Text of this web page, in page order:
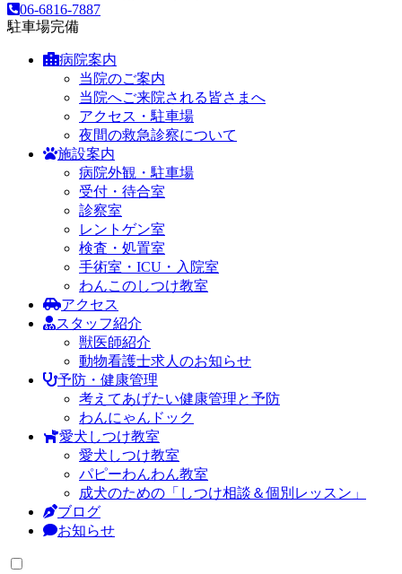
06-6816-7887
駐車場完備
病院案内
当院のご案内
当院へご来院される皆さまへ
アクセス・駐車場
夜間の救急診察について
施設案内
病院外観・駐車場
受付・待合室
診察室
レントゲン室
検査・処置室
手術室・ICU・入院室
わんこのしつけ教室
アクセス
スタッフ紹介
獣医師紹介
動物看護士求人のお知らせ
予防・健康管理
考えてあげたい健康管理と予防
わんにゃんドック
愛犬しつけ教室
愛犬しつけ教室
パピーわんわん教室
成犬のための「しつけ相談＆個別レッスン」
ブログ
お知らせ